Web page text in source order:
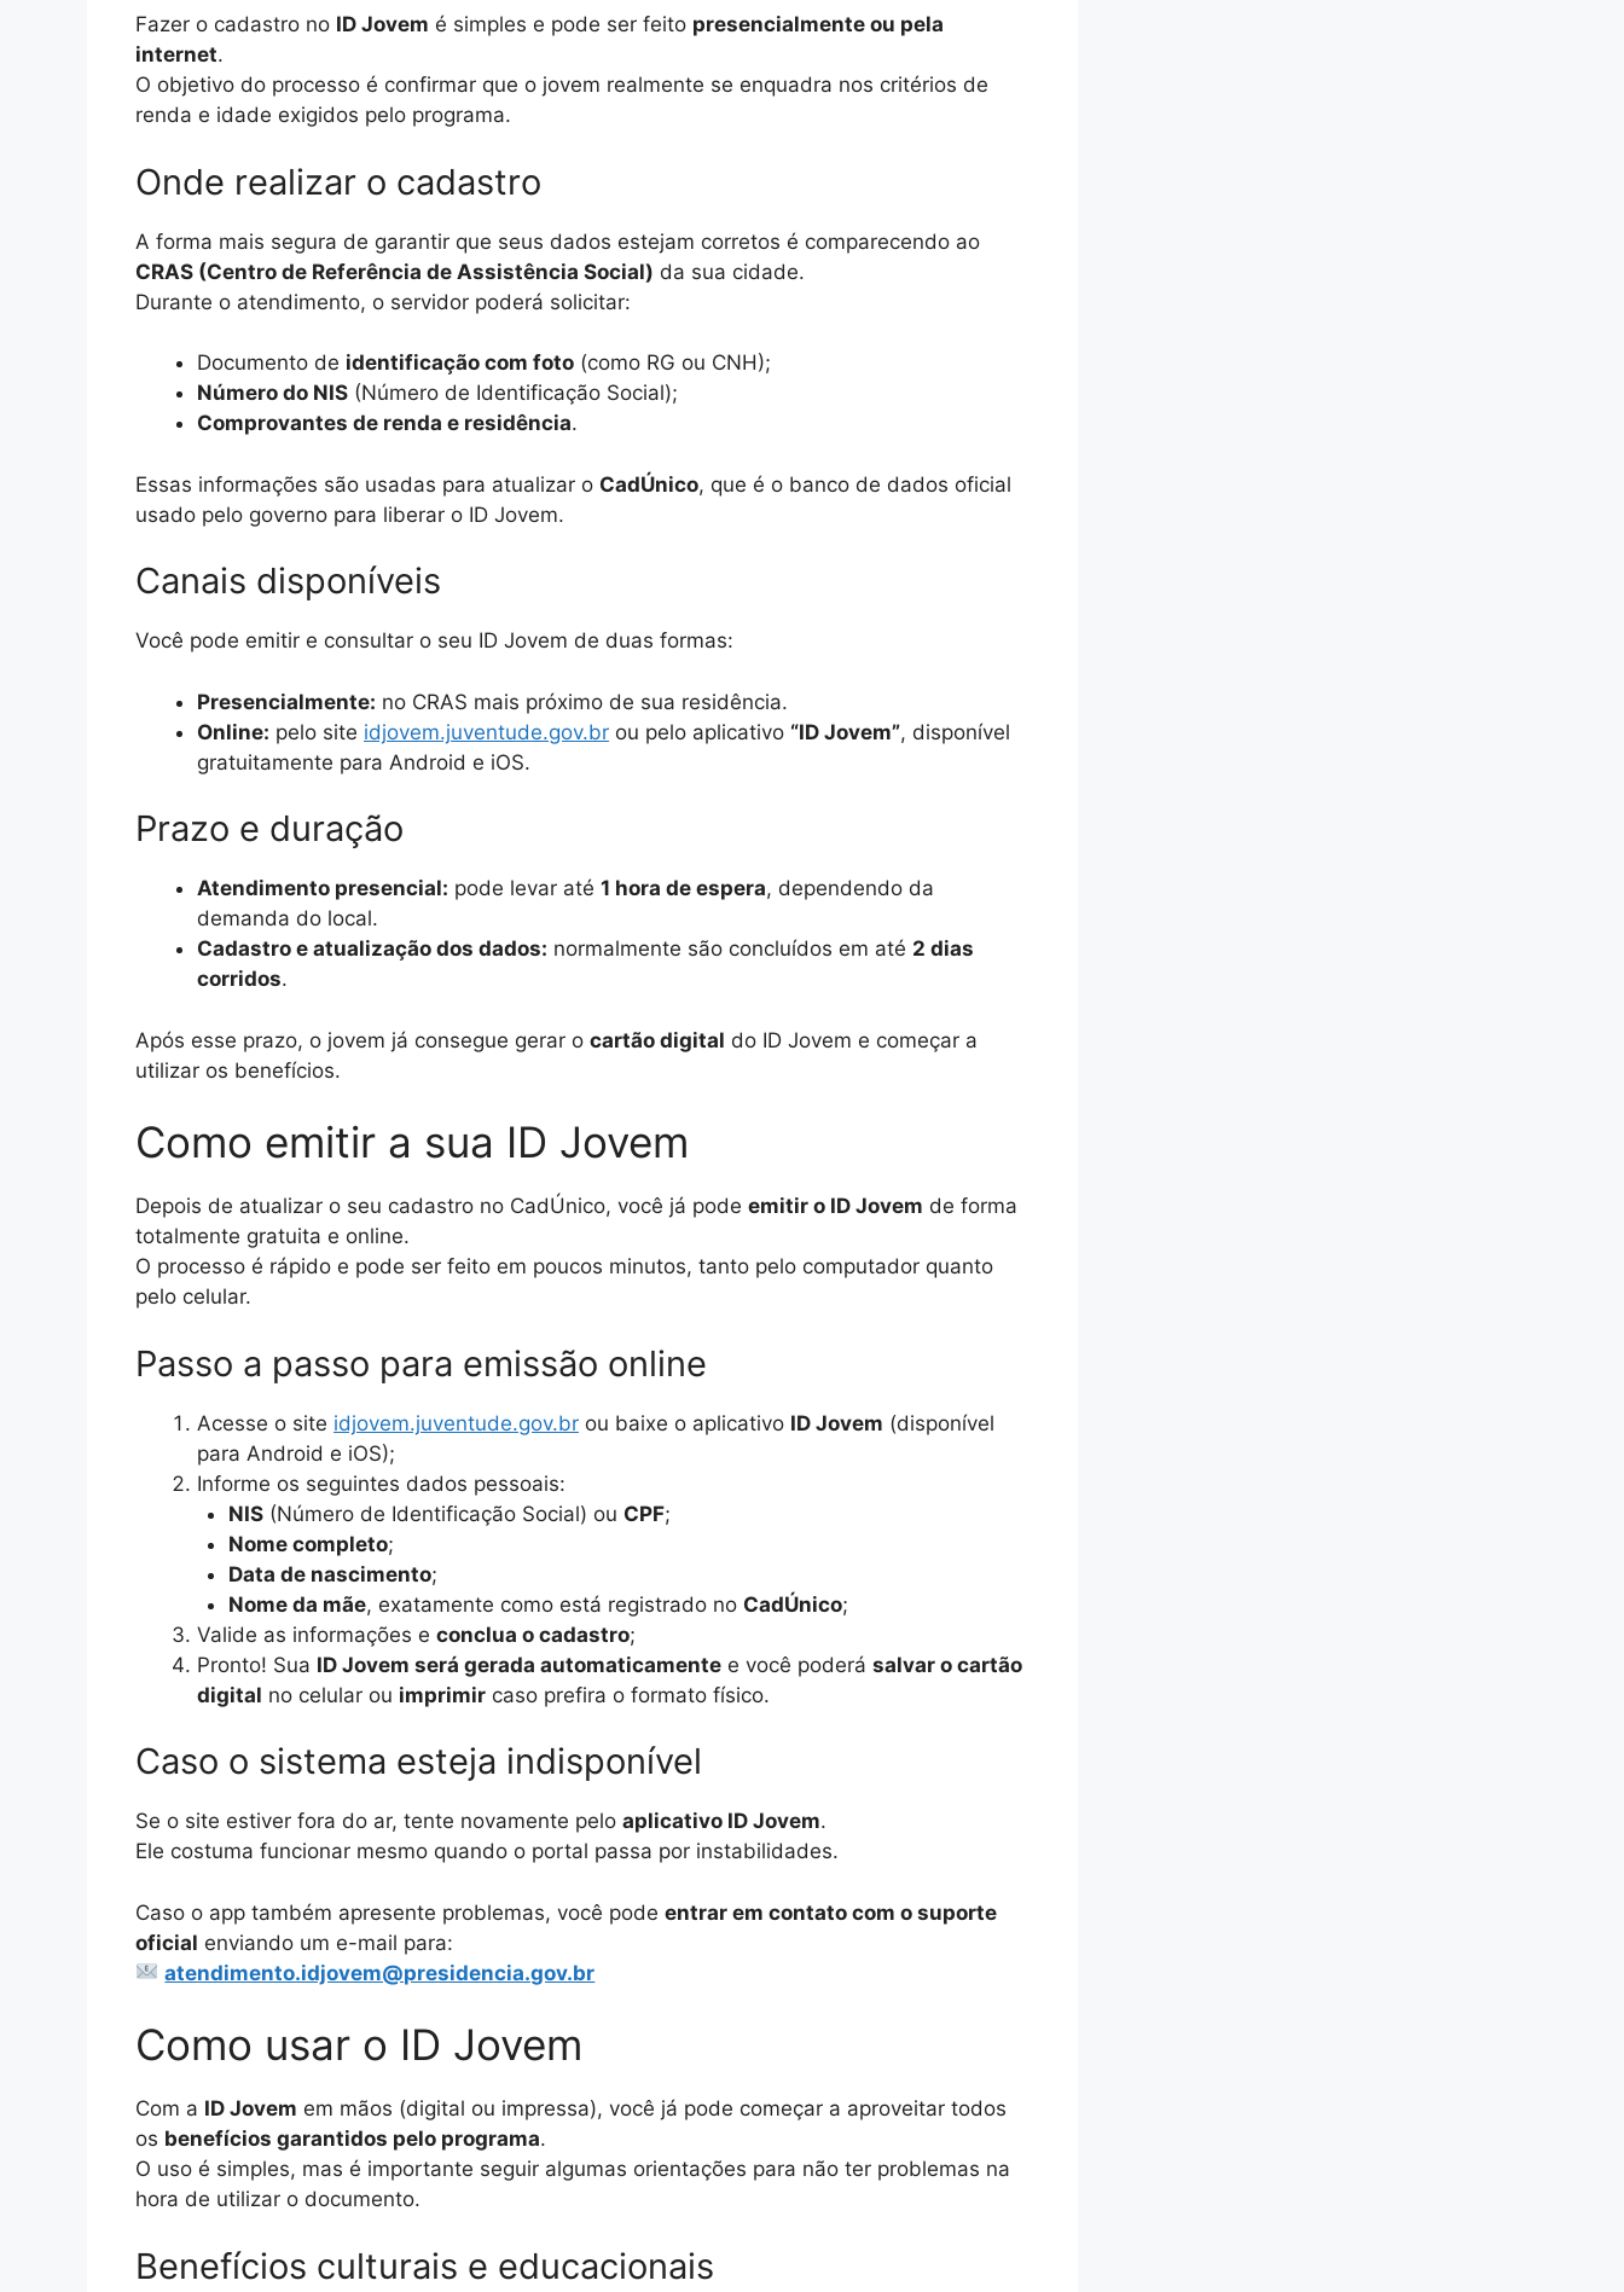
Fazer o cadastro no ID Jovem é simples e pode ser feito presencialmente ou pela
internet.
O objetivo do processo é confirmar que o jovem realmente se enquadra nos critérios de
renda e idade exigidos pelo programa.
Onde realizar o cadastro
A forma mais segura de garantir que seus dados estejam corretos é comparecendo ao
CRAS (Centro de Referência de Assistência Social) da sua cidade.
Durante o atendimento, o servidor poderá solicitar:
Documento de identificação com foto (como RG ou CNH);
Número do NIS (Número de Identificação Social);
Comprovantes de renda e residência.
Essas informações são usadas para atualizar o CadÚnico, que é o banco de dados oficial
usado pelo governo para liberar o ID Jovem.
Canais disponíveis
Você pode emitir e consultar o seu ID Jovem de duas formas:
Presencialmente: no CRAS mais próximo de sua residência.
Online: pelo site idjovem.juventude.gov.br ou pelo aplicativo “ID Jovem”, disponível
gratuitamente para Android e iOS.
Prazo e duração
Atendimento presencial: pode levar até 1 hora de espera, dependendo da
demanda do local.
Cadastro e atualização dos dados: normalmente são concluídos em até 2 dias
corridos.
Após esse prazo, o jovem já consegue gerar o cartão digital do ID Jovem e começar a
utilizar os benefícios.
Como emitir a sua ID Jovem
Depois de atualizar o seu cadastro no CadÚnico, você já pode emitir o ID Jovem de forma
totalmente gratuita e online.
O processo é rápido e pode ser feito em poucos minutos, tanto pelo computador quanto
pelo celular.
Passo a passo para emissão online
Acesse o site idjovem.juventude.gov.br ou baixe o aplicativo ID Jovem (disponível
para Android e iOS);
Informe os seguintes dados pessoais:
NIS(Número de Identificação Social) ou CPF;
Nome completo;
Data de nascimento;
Nome da mãe, exatamente como está registrado no CadÚnico;
Valide as informações e conclua o cadastro;
Pronto! Sua ID Jovem será gerada automaticamente e você poderá salvar o cartão
digital no celular ou imprimir caso prefira o formato físico.
Caso o sistema esteja indisponível
Se o site estiver fora do ar, tente novamente pelo aplicativo ID Jovem.
Ele costuma funcionar mesmo quando o portal passa por instabilidades.
Caso o app também apresente problemas, você pode entrar em contato com o suporte
oficial enviando um e-mail para:
atendimento.idjovem@presidencia.gov.br
Como usar o ID Jovem
Com a ID Jovem em mãos (digital ou impressa), você já pode começar a aproveitar todos
os benefícios garantidos pelo programa.
O uso é simples, mas é importante seguir algumas orientações para não ter problemas na
hora de utilizar o documento.
Benefícios culturais e educacionais